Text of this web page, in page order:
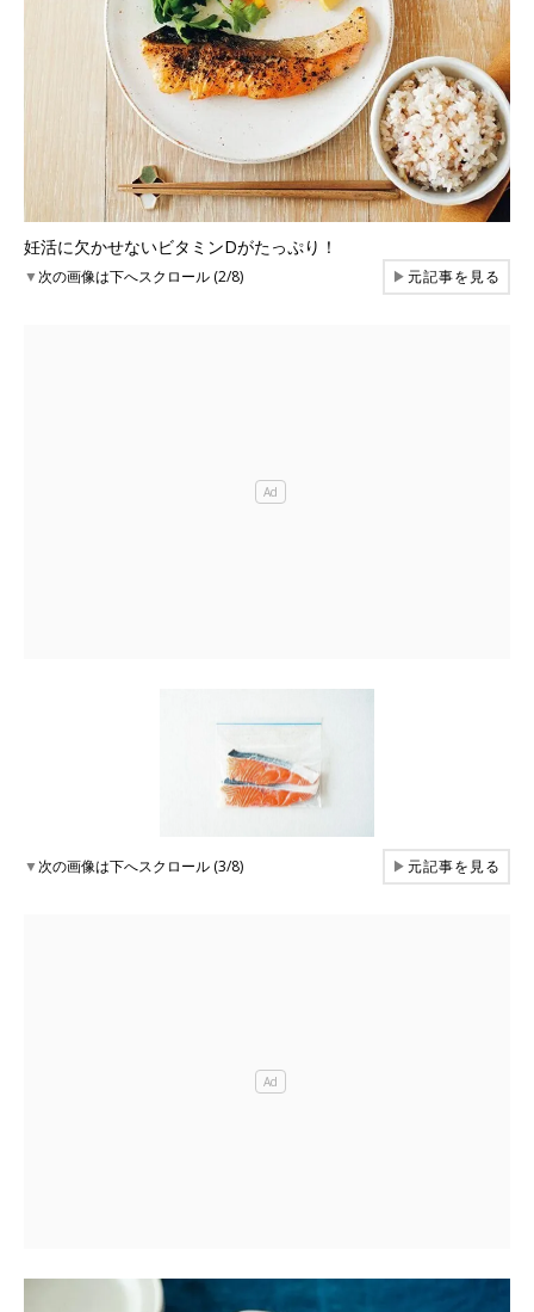
妊活に欠かせないビタミンDがたっぷり！
▼次の画像は下へスクロール (2/8) ▶元記事を見る
▼次の画像は下へスクロール (3/8) ▶元記事を見る